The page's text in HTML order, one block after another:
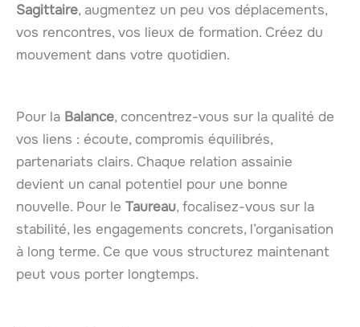
Sagittaire, augmentez un peu vos déplacements,
vos rencontres, vos lieux de formation. Créez du
mouvement dans votre quotidien.
Pour la Balance, concentrez-vous sur la qualité de
vos liens : écoute, compromis équilibrés,
partenariats clairs. Chaque relation assainie
devient un canal potentiel pour une bonne
nouvelle. Pour le Taureau, focalisez-vous sur la
stabilité, les engagements concrets, l’organisation
à long terme. Ce que vous structurez maintenant
peut vous porter longtemps.